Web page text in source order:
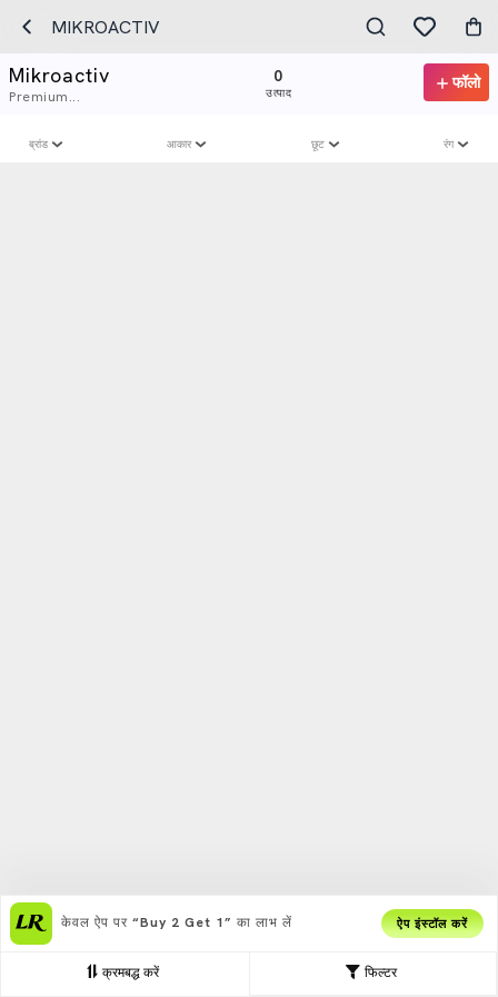
MIKROACTIV
Mikroactiv
Premium...
0
उत्पाद
फॉलो
फिल्टर
क्रमबद्ध करें
ब्रांड आकार छूट रंग
केवल ऐप पर “Buy 2 Get 1” का लाभ लें ऐप इंस्टॉल करें